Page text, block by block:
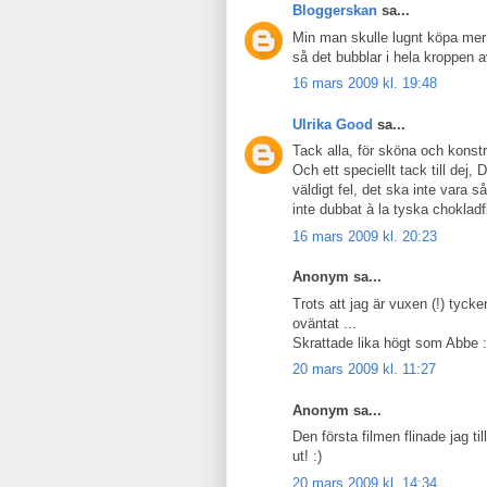
Bloggerskan sa...
Min man skulle lugnt köpa
så det bubblar i hela kroppen
16 mars 2009 kl. 19:48
Ulrika Good sa...
Tack alla, för sköna och
Och ett speciellt tack till dej,
väldigt fel, det ska inte vara
inte dubbat à la tyska
16 mars 2009 kl. 20:23
Anonym sa...
Trots att jag är vuxen (!)
oväntat ...
Skrattade lika högt som Abbe
20 mars 2009 kl. 11:27
Anonym sa...
Den första filmen flinade jag
ut! :)
20 mars 2009 kl. 14:34